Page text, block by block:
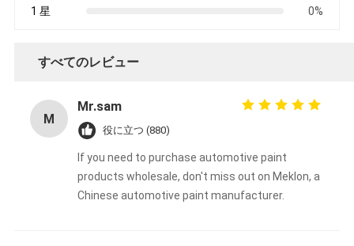
1 星
0%
すべてのレビュー
M
Mr.sam
役に立つ (880)
If you need to purchase automotive paint
products wholesale, don't miss out on Meklon, a
Chinese automotive paint manufacturer.